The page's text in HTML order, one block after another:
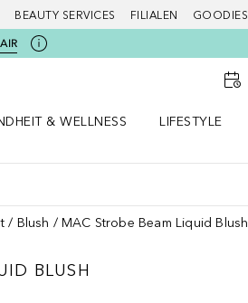
BEAUTY SERVICES FILIALEN GOODIES
& WELLNESS
LIFESTYLE
Blush MAC Strobe Beam Liquid Blush
BLUSH